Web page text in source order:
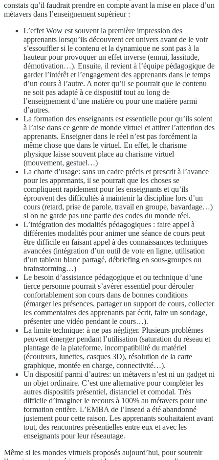
constats qu’il faudrait prendre en compte avant la mise en place d’un
métavers dans l’enseignement supérieur :
L’effet Wow est souvent la première impression des
apprenants lorsqu’ils découvrent cet univers avant de le voir
s’essouffler si le contenu et la dynamique ne sont pas à la
hauteur pour provoquer un effet inverse (ennui, lassitude,
démotivation…). Ensuite, il revient à l’équipe pédagogique de
garder l’intérêt et l’engagement des apprenants dans le temps
d’un cours à l’autre. A noter qu’il se pourrait que le contenu
ne soit pas adapté à ce dispositif tout au long de
l’enseignement d’une matière ou pour une matière parmi
d’autres.
La formation des enseignants est essentielle pour qu’ils soient
à l’aise dans ce genre de monde virtuel et attirer l’attention des
apprenants. Enseigner dans le réel n’est pas forcément la
même chose que dans le virtuel. En effet, le charisme
physique laisse souvent place au charisme virtuel
(mouvement, gestuel…)
La charte d’usage: sans un cadre précis et prescrit à l’avance
pour les apprenants, il se pourrait que les choses se
compliquent rapidement pour les enseignants et qu’ils
éprouvent des difficultés à maintenir la discipline lors d’un
cours (retard, prise de parole, travail en groupe, bavardage…)
si on ne garde pas une partie des codes du monde réel.
L’intégration des modalités pédagogiques : faire appel à
différentes modalités pour animer une séance de cours peut
être difficile en faisant appel à des connaissances techniques
avancées (intégration d’un outil de vote en ligne, utilisation
d’un tableau blanc partagé, débriefing en sous-groupes ou
brainstorming…)
Le besoin d’assistance pédagogique et ou technique d’une
tierce personne pourrait s’avérer essentiel pour dérouler
confortablement son cours dans de bonnes conditions
(émarger les présences, partager un support de cours, collecter
les commentaires des apprenants par écrit, faire un sondage,
présenter une vidéo pendant le cours…).
La limite technique: à ne pas négliger. Plusieurs problèmes
peuvent émerger pendant l’utilisation (saturation du réseau et
plantage de la plateforme, incompatibilité du matériel
(écouteurs, lunettes, casques 3D), résolution de la carte
graphique, montée en charge, connectivité…).
Un dispositif parmi d’autres: un métavers n’est ni un gadget ni
un objet ordinaire. C’est une alternative pour compléter les
autres dispositifs présentiel, distanciel et comodal. Très
difficile d’imaginer le recours à 100% au métavers pour une
formation entière. L’EMBA de l’Insead a été abandonné
justement pour cette raison. Les apprenants souhaitaient avant
tout, des rencontres présentielles entre eux et avec les
enseignants pour leur réseautage.
Même si les mondes virtuels proposés aujourd’hui, pour soutenir